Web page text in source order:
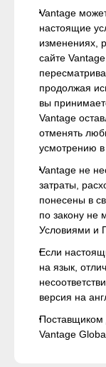
Vantage
настоящие
изменениях,
сайте
продолжая
вы
Vantage
отменять
усмотрению
Vantage не
затраты,
понесены в
по закону не
Условиями и
Если
на язык,
версия на
Поставщиком
Vantage